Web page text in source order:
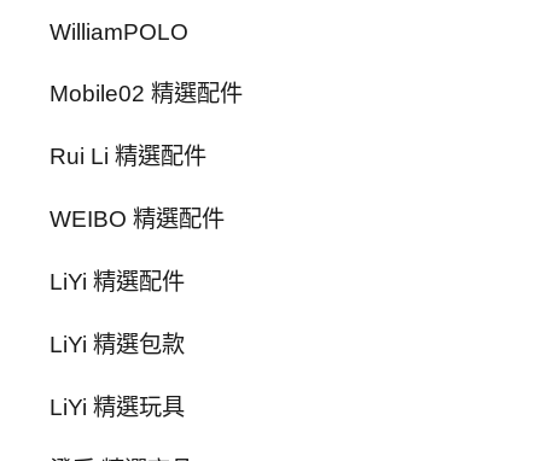
WilliamPOLO
Mobile02 精選配件
Rui Li 精選配件
WEIBO 精選配件
LiYi 精選配件
LiYi 精選包款
LiYi 精選玩具